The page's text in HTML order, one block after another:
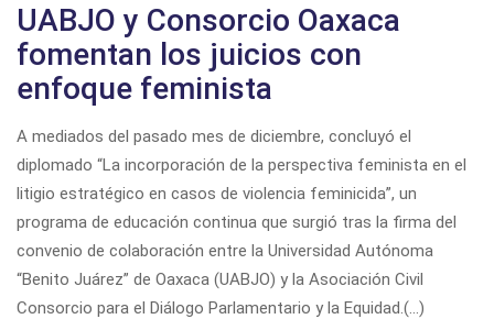
UABJO y Consorcio Oaxaca
fomentan los juicios con
enfoque feminista
A mediados del pasado mes de diciembre, concluyó el
diplomado “La incorporación de la perspectiva feminista en el
litigio estratégico en casos de violencia feminicida”, un
programa de educación continua que surgió tras la firma del
convenio de colaboración entre la Universidad Autónoma
“Benito Juárez” de Oaxaca (UABJO) y la Asociación Civil
Consorcio para el Diálogo Parlamentario y la Equidad.(...)